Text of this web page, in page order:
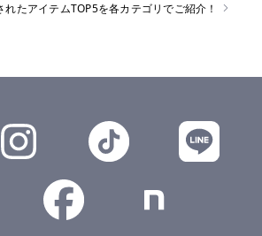
たアイテムTOP5を各カテゴリでご紹介！